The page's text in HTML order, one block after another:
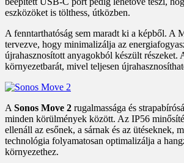
eszközöket is tölthess, útközben.
A fenntarthatóság sem maradt ki a képből. A
tervezve, hogy minimalizálja az
újrahasznosított anyagokból készült részeket.
környezetbarát, mivel teljesen
A Sonos Move 2 rugalmassága és
minden körülmények között. Az IP56
ellenáll az esőnek, a sárnak és az ütéseknek,
technológia folyamatosan optimalizálja a
környezethez.